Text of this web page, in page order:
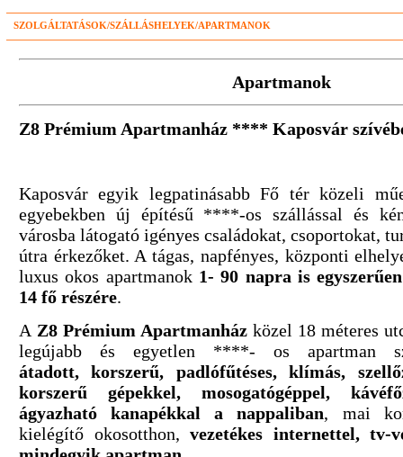
SZOLGÁLTATÁSOK/SZÁLLÁSHELYEK/APARTMANOK
Apartmanok
Z8 Prémium Apartmanház **** Kaposvár
Kaposvár egyik legpatinásabb Fő tér közeli
egyebekben új építésű ****-os szállással és
városba látogató igényes családokat, csoportokat,
útra érkezőket. A tágas, napfényes, központi
luxus okos apartmanok 1- 90 napra is
14 fő részére.
​A Z8 Prémium Apartmanház közel 18 méteres
legújabb és egyetlen ****- os apartman
átadott, korszerű, padlófűtéses, klímás,
korszerű gépekkel, mosogatógéppel,
ágyazható kanapékkal a nappaliban, mai
kielégítő okosotthon, vezetékes internettel, tv-